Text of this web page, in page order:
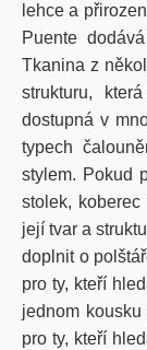
lehce a
Puente
Tkanina z
strukturu,
dostupná v
typech
stylem. Pokud
stolek,
její tvar a
doplnit o
pro ty, kteří
jednom
pro ty, kteří